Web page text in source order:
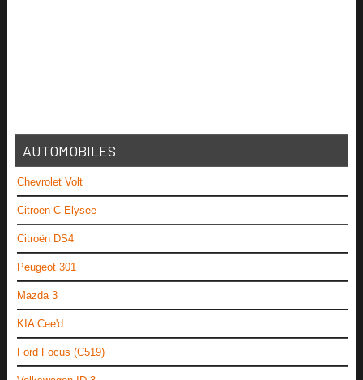
AUTOMOBILES
Chevrolet Volt
Citroën C-Elysee
Citroën DS4
Peugeot 301
Mazda 3
KIA Cee'd
Ford Focus (C519)